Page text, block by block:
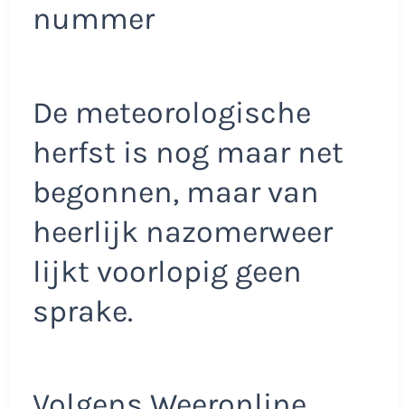
nummer
De meteorologische
herfst is nog maar net
begonnen, maar van
heerlijk nazomerweer
lijkt voorlopig geen
sprake.